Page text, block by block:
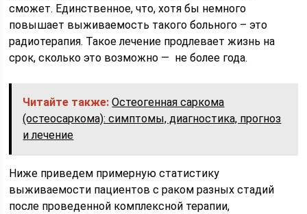
сможет. Единственное, что, хотя бы немного
повышает выживаемость такого больного – это
радиотерапия. Такое лечение продлевает жизнь на
срок, сколько это возможно — не более года.
Читайте также: Остеогенная саркома
(остеосаркома): симптомы, диагностика, прогноз
и лечение
Ниже приведем примерную статистику
выживаемости пациентов с раком разных стадий
после проведенной комплексной терапии,